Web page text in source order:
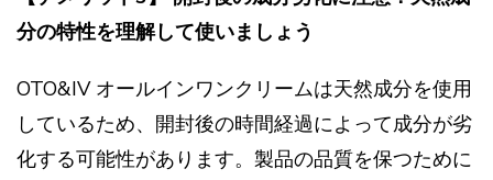
分の特性を理解して使いましょう
OTO&IV オールインワンクリームは天然成分を使用
しているため、開封後の時間経過によって成分が劣
化する可能性があります。製品の品質を保つために